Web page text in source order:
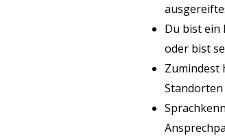
Du bist ein
oder bist
Zumindest